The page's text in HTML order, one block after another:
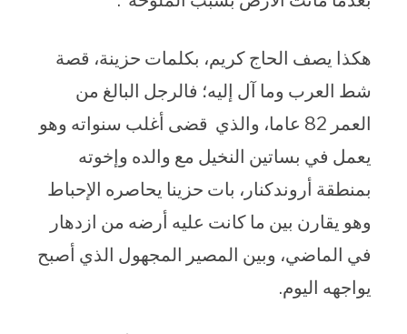
هكذا يصف الحاج كريم، بكلمات حزينة، قصة
شط العرب وما آل إليه؛ فالرجل البالغ من
العمر 82 عاما، والذي قضى أغلب سنواته وهو
يعمل في بساتين النخيل مع والده وإخوته
بمنطقة أروندكنار، بات حزينا يحاصره الإحباط
وهو يقارن بين ما كانت عليه أرضه من ازدهار
في الماضي، وبين المصير المجهول الذي أصبح
يواجهه اليوم.